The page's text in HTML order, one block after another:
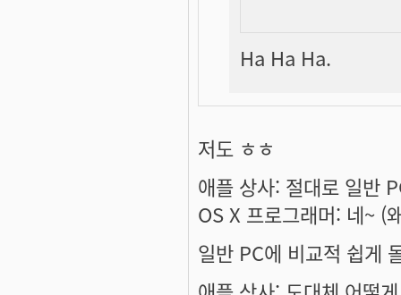
Ha Ha Ha.
저도 ㅎㅎ
애플 상사: 절대로 일반
OS X 프로그래머: 네~ (
일반 PC에 비교적 쉽게